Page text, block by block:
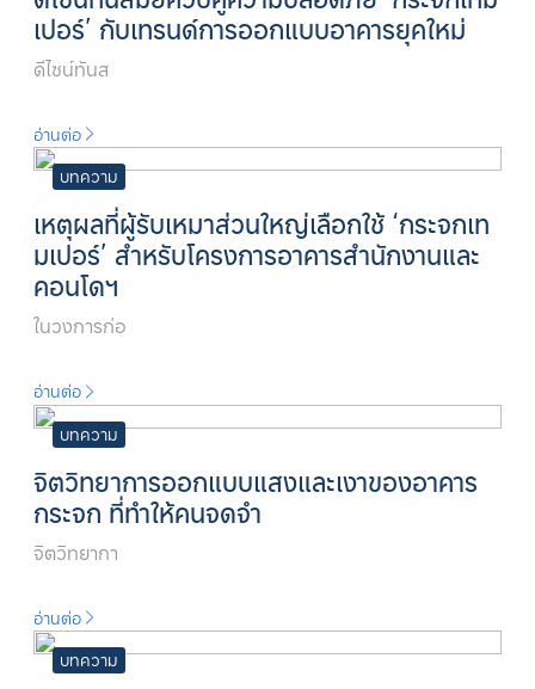
เปอร์’ กับเทรนด์การออกแบบอาคารยุคใหม่
ดีไซน์ทันส
อ่านต่อ
บทความ
เหตุผลที่ผู้รับเหมาส่วนใหญ่เลือกใช้ ‘กระจกเท
มเปอร์’ สำหรับโครงการอาคารสำนักงานและ
คอนโดฯ
ในวงการก่อ
อ่านต่อ
บทความ
จิตวิทยาการออกแบบแสงและเงาของอาคาร
กระจก ที่ทำให้คนจดจำ
จิตวิทยากา
อ่านต่อ
บทความ